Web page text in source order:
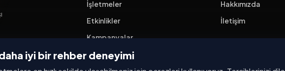
iyi bir rehber deneyimi
İşletmeler
Etkinlikler
Kampanyalar
Haberler
Hakkımızda
İletişim